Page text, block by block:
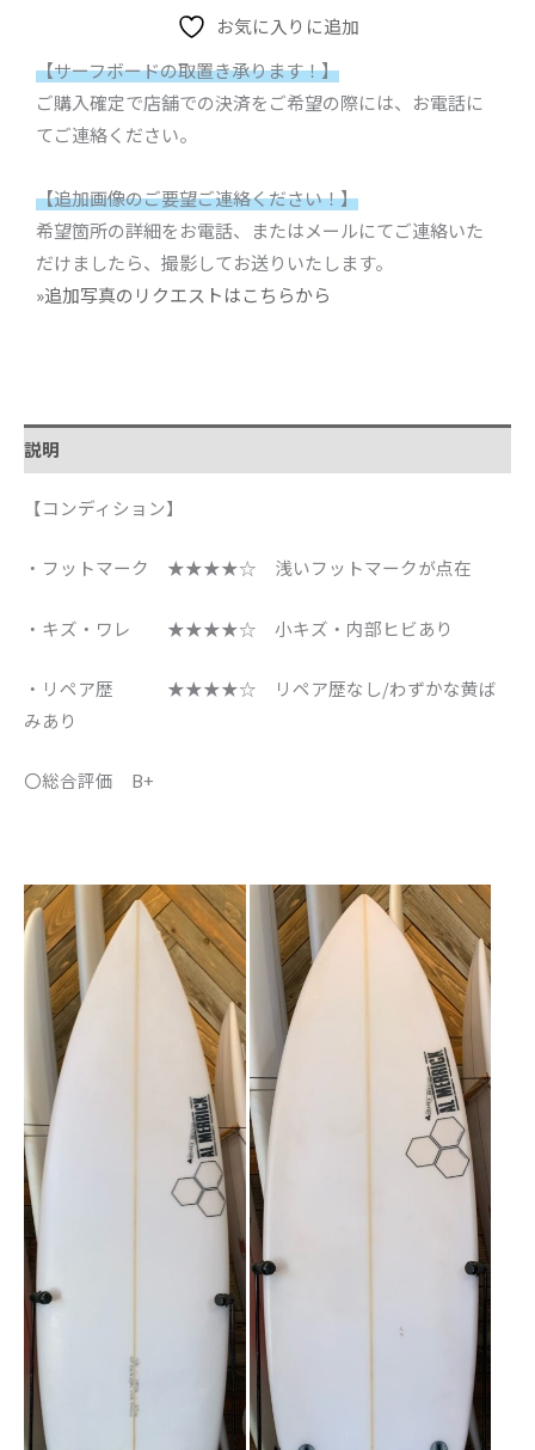
お気に入りに追加
【サーフボードの取置き承ります！】
ご購入確定で店舗での決済をご希望の際には、お電話に
てご連絡ください。
【追加画像のご要望ご連絡ください！】
希望箇所の詳細をお電話、またはメールにてご連絡いた
だけましたら、撮影してお送りいたします。
»追加写真のリクエストはこちらから
説明
【コンディション】
・フットマーク ★★★★☆ 浅いフットマークが点在
・キズ・ワレ ★★★★☆ 小キズ・内部ヒビあり
・リペア歴 ★★★★☆ リペア歴なし/わずかな黄ば
みあり
〇総合評価 B+